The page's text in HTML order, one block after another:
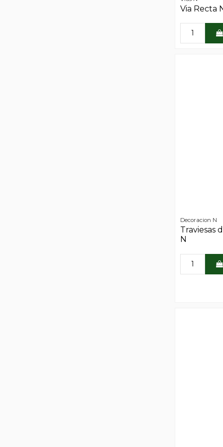
Via Recta
Decoracion N
Traviesas
N